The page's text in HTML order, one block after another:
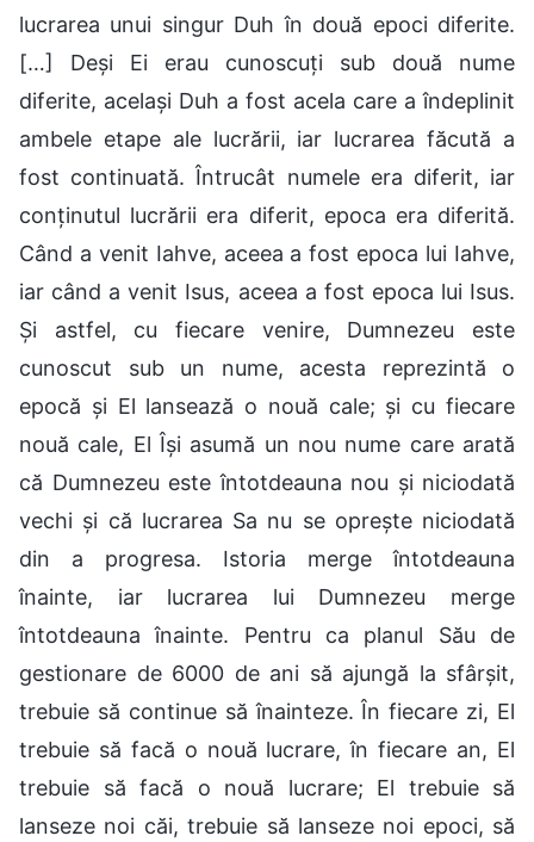
lucrarea unui singur Duh în două epoci diferite.
[…] Deși Ei erau cunoscuți sub două nume
diferite, același Duh a fost acela care a îndeplinit
ambele etape ale lucrării, iar lucrarea făcută a
fost continuată. Întrucât numele era diferit, iar
conținutul lucrării era diferit, epoca era diferită.
Când a venit Iahve, aceea a fost epoca lui Iahve,
iar când a venit Isus, aceea a fost epoca lui Isus.
Și astfel, cu fiecare venire, Dumnezeu este
cunoscut sub un nume, acesta reprezintă o
epocă și El lansează o nouă cale; și cu fiecare
nouă cale, El Își asumă un nou nume care arată
că Dumnezeu este întotdeauna nou și niciodată
vechi și că lucrarea Sa nu se oprește niciodată
din a progresa. Istoria merge întotdeauna
înainte, iar lucrarea lui Dumnezeu merge
întotdeauna înainte. Pentru ca planul Său de
gestionare de 6000 de ani să ajungă la sfârșit,
trebuie să continue să înainteze. În fiecare zi, El
trebuie să facă o nouă lucrare, în fiecare an, El
trebuie să facă o nouă lucrare; El trebuie să
lanseze noi căi, trebuie să lanseze noi epoci, să